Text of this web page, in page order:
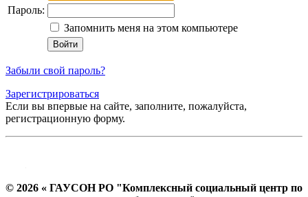
Пароль:
Запомнить меня на этом компьютере
Забыли свой пароль?
Зарегистрироваться
Если вы впервые на сайте, заполните, пожалуйста,
регистрационную форму.
© 2026 « ГАУСОН РО "Комплексный социальный центр по